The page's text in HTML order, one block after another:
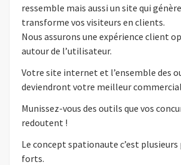
ressemble mais aussi un site qui
transforme vos visiteurs en clients.
Nous assurons une expérience client
autour de l’utilisateur.
Votre site internet et l’ensemble des
deviendront votre meilleur
Munissez-vous des outils que vos
redoutent !
Le concept spationaute c’est
forts.